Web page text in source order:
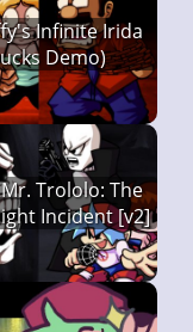
Infinite Irida
Demo)
Mr. Trololo: The
Incident [v2]